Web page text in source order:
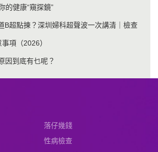
的健康“窺探鏡”
B超點揀？深圳婦科超聲波一次講清｜檢查
項（2026）
因到底有乜呢？
落仔幾錢
性病檢查